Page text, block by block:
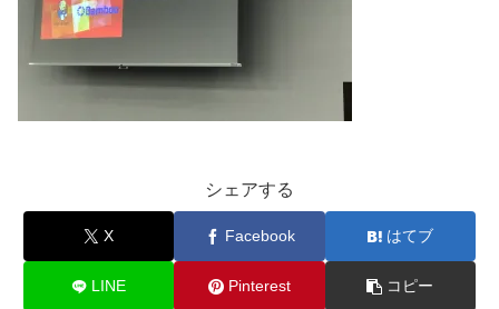
シェアする
X Facebook はてブ
LINE Pinterest コピー